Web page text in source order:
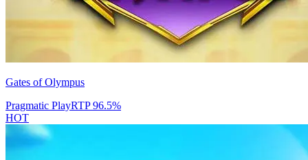
Gates of Olympus
Pragmatic PlayRTP96.5%
HOT